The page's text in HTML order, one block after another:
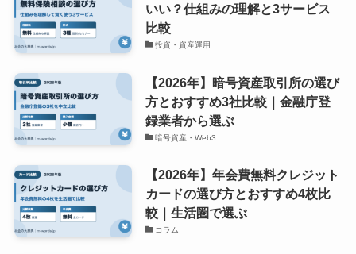
いい？仕組みの理解と3サービス
比較
投資・資産運用
【2026年】暗号資産取引所の選び
方とおすすめ3社比較｜金融庁登
録業者から選ぶ
暗号資産・Web3
【2026年】年会費無料クレジット
カードの選び方とおすすめ4枚比
較｜生活圏で選ぶ
コラム